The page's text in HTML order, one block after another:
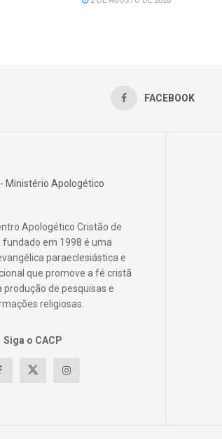
FACEBOOK
Apologético Cristão de
fundado em 1998 é uma
paraeclesiástica e
que promove a fé cristã
produção de pesquisas e
religiosas.
Siga o CACP